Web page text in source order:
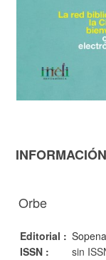
Orbe
Editorial : Sopena
ISSN :
sin